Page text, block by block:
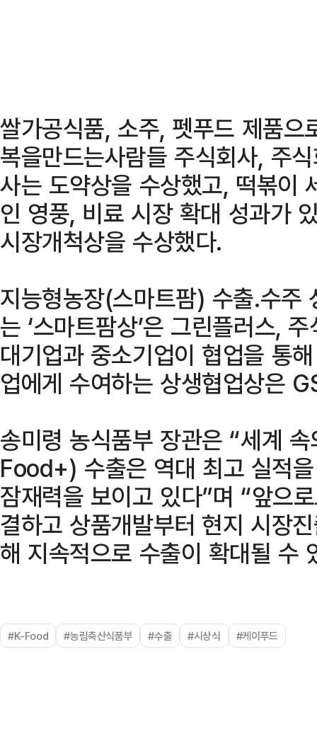
쌀가공식품, 소주, 펫푸드 제품
복을만드는사람들 주식회사, 주
사는 도약상을 수상했고, 떡볶이
인 영풍, 비료 시장 확대 성과가
시장개척상을 수상했다.
지능형농장(스마트팜) 수출․수
는 ‘스마트팜상’은 그린플러스,
대기업과 중소기업이 협업을 통
업에게 수여하는 상생협업상은
송미령 농식품부 장관은 “세계
Food+) 수출은 역대 최고 실적
잠재력을 보이고 있다”며 “앞으
결하고 상품개발부터 현지 시장
해 지속적으로 수출이 확대될 수
#K-Food #농림축산식품부 #수출 #시상식 #케이푸드